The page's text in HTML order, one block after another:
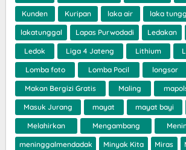
Kunden Kuripan laka air laka
lakatunggal Lapas Purwodadi Ledakan
Ledok Liga 4 Jateng Lithium
Lomba foto Lomba Pocil longsor
Makan Bergizi Gratis Maling
Masuk Jurang mayat mayat bayi
Melahirkan Mengambang
meninggalmendadak Minyak Kita Miras